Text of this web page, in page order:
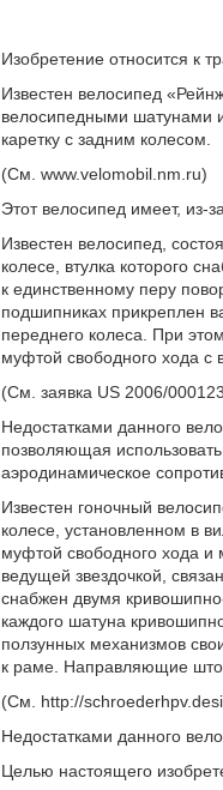
Изобретение относится к
Известен велосипед
велосипедными шатунами
каретку с задним колесом.
(См. www.velomobil.nm.ru)
Этот велосипед имеет, из-
Известен велосипед,
колесе, втулка которого
к единственному перу
подшипниках прикреплен
переднего колеса. При
муфтой свободного хода с
(См. заявка US 2006/
Недостатками данного
позволяющая
аэродинамическое
Известен гоночный
колесе, установленном в
муфтой свободного хода и
ведущей звездочкой,
снабжен двумя
каждого шатуна
ползунных механизмов
к раме. Направляющие
(См. http://
Недостатками данного
Целью настоящего